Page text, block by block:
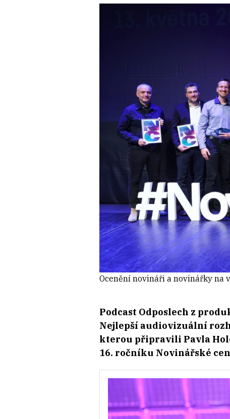
Ocenění novináři a novinářky na
Podcast Odposlech z
Nejlepší audiovizuální
kterou připravili Pavla
16. ročníku Novinářské